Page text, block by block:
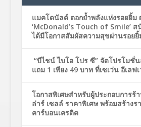
แมคโดนัลด์ ตอกย้ำพลังแห่งรอยยิ้ม
‘McDonald’s Touch of Smile’
ได้มีโอกาสสัมผัสความสุขผ่านรอยยิ้
“บีไชน์ ไบโอ โปร ซี” จัดโปรโมชั่
แถม 1 เพียง 49 บาท ที่เซเว่น อีเลฟ
โอกาสพิเศษสำหรับผู้ประกอบการร้
ล่าร์ เซลล์ ราคาพิเศษ พร้อมสร้างร
คาร์บอนเครดิต